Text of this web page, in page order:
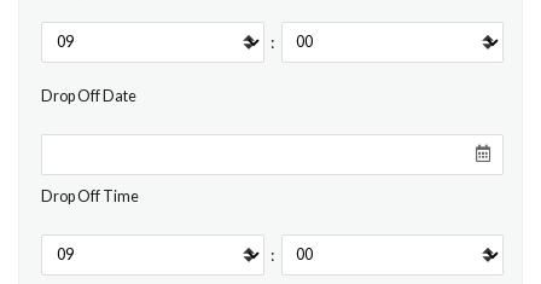
:
Drop Off Date
Drop Off Time
: